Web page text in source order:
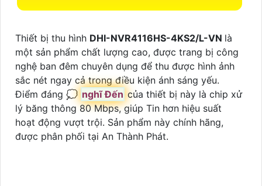
Thiết bị thu hình DHI-NVR4116HS-4KS2/L-VN là
một sản phẩm chất lượng cao, được trang bị công
nghệ ban đêm chuyên dụng để thu được hình ảnh
sắc nét ngay cả trong điều kiện ánh sáng yếu.
Điểm đáng ️💭 nghĩ Đến của thiết bị này là chip xử
lý băng thông 80 Mbps, giúp Tin hơn hiệu suất
hoạt động vượt trội. Sản phẩm này chính hãng,
được phân phối tại An Thành Phát.